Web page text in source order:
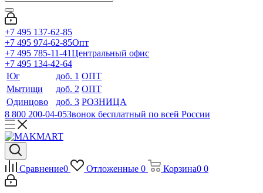
+7 495 137-62-85
+7 495 974-62-85Опт
+7 495 785-11-41Центральный офис
+7 495 134-42-64
Юг
доб. 1 ОПТ
Мытищи
доб. 2 ОПТ
Одинцово
доб. 3 РОЗНИЦА
8 800 200-04-05Звонок бесплатный по всей России
Сравнение0 Отложенные 0 Корзина0 0